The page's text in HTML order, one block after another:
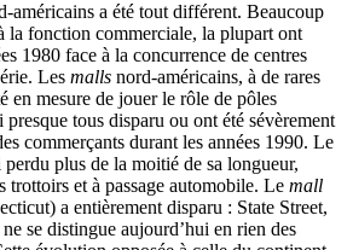
américains a été tout différent. Beaucoup
la fonction commerciale, la plupart ont
1980 face à la concurrence de centres
Les malls nord-américains, à de rares
en mesure de jouer le rôle de pôles
tous disparu ou ont été sévèrement
commerçants durant les années 1990. Le
plus de la moitié de sa longueur,
trottoirs et à passage automobile. Le mall
a entièrement disparu : State Street,
se distingue aujourd’hui en rien des